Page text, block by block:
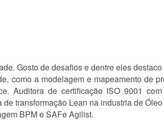
Gosto de desafios e dentre eles
como a modelagem e mapeamento de
Auditora de certificação ISO 9001
transformação Lean na industria de
BPM e SAFe Agilist.